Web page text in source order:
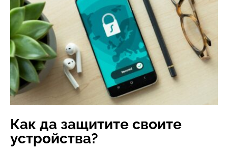
Как да защитите своите
устройства?